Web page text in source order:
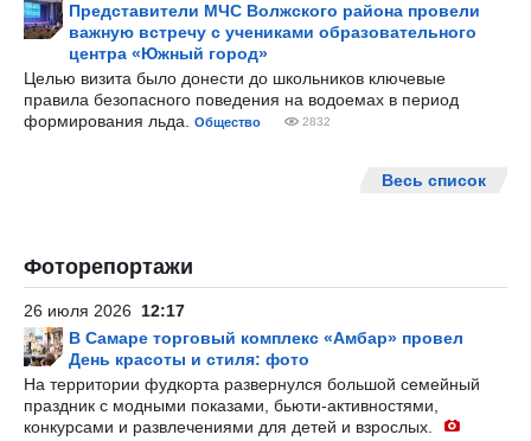
Представители МЧС Волжского района провели
важную встречу с учениками образовательного
центра «Южный город»
Целью визита было донести до школьников ключевые
правила безопасного поведения на водоемах в период
формирования льда.
Общество 2832
Весь список
Фоторепортажи
26 июля 2026 12:17
В Самаре торговый комплекс «Амбар» провел
День красоты и стиля: фото
На территории фудкорта развернулся большой семейный
праздник с модными показами, бьюти-активностями,
конкурсами и развлечениями для детей и взрослых.